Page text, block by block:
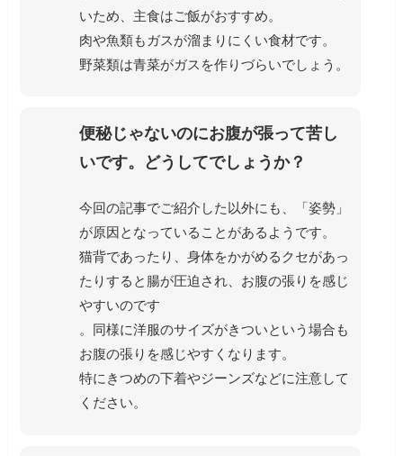
いため、主食はご飯がおすすめ。
肉や魚類もガスが溜まりにくい食材です。
野菜類は青菜がガスを作りづらいでしょう。
便秘じゃないのにお腹が張って苦し
いです。どうしてでしょうか？
今回の記事でご紹介した以外にも、「姿勢」
が原因となっていることがあるようです。
猫背であったり、身体をかがめるクセがあっ
たりすると腸が圧迫され、お腹の張りを感じ
やすいのです
。同様に洋服のサイズがきついという場合も
お腹の張りを感じやすくなります。
特にきつめの下着やジーンズなどに注意して
ください。